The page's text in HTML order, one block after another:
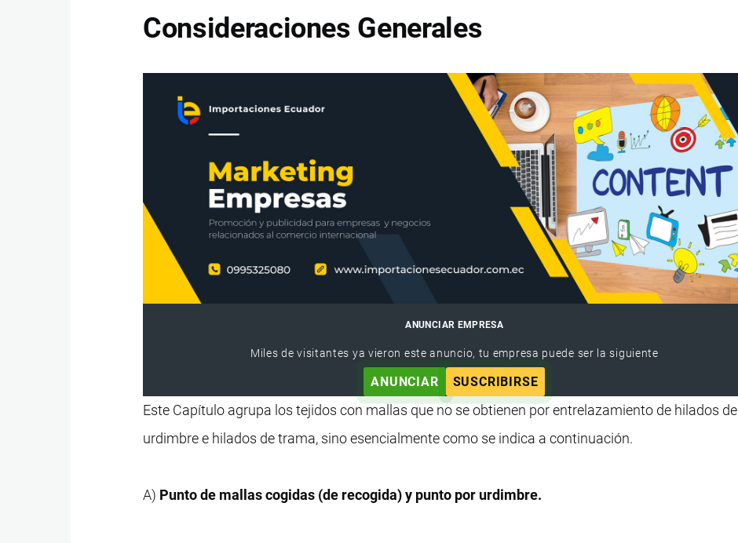
Consideraciones Generales
ANUNCIAR EMPRESA
Miles de visitantes ya vieron este anuncio, tu empresa puede ser la siguiente
ANUNCIAR SUSCRIBIRSE
Este Capítulo agrupa los tejidos con mallas que no se obtienen por entrelazamiento de hilados de
urdimbre e hilados de trama, sino esencialmente como se indica a continuación.
A) Punto de mallas cogidas (de recogida) y punto por urdimbre.